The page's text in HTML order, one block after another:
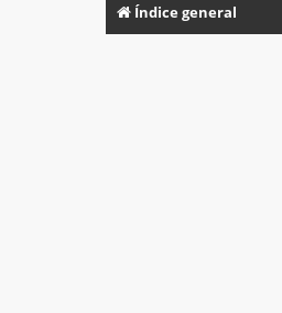
Índice general